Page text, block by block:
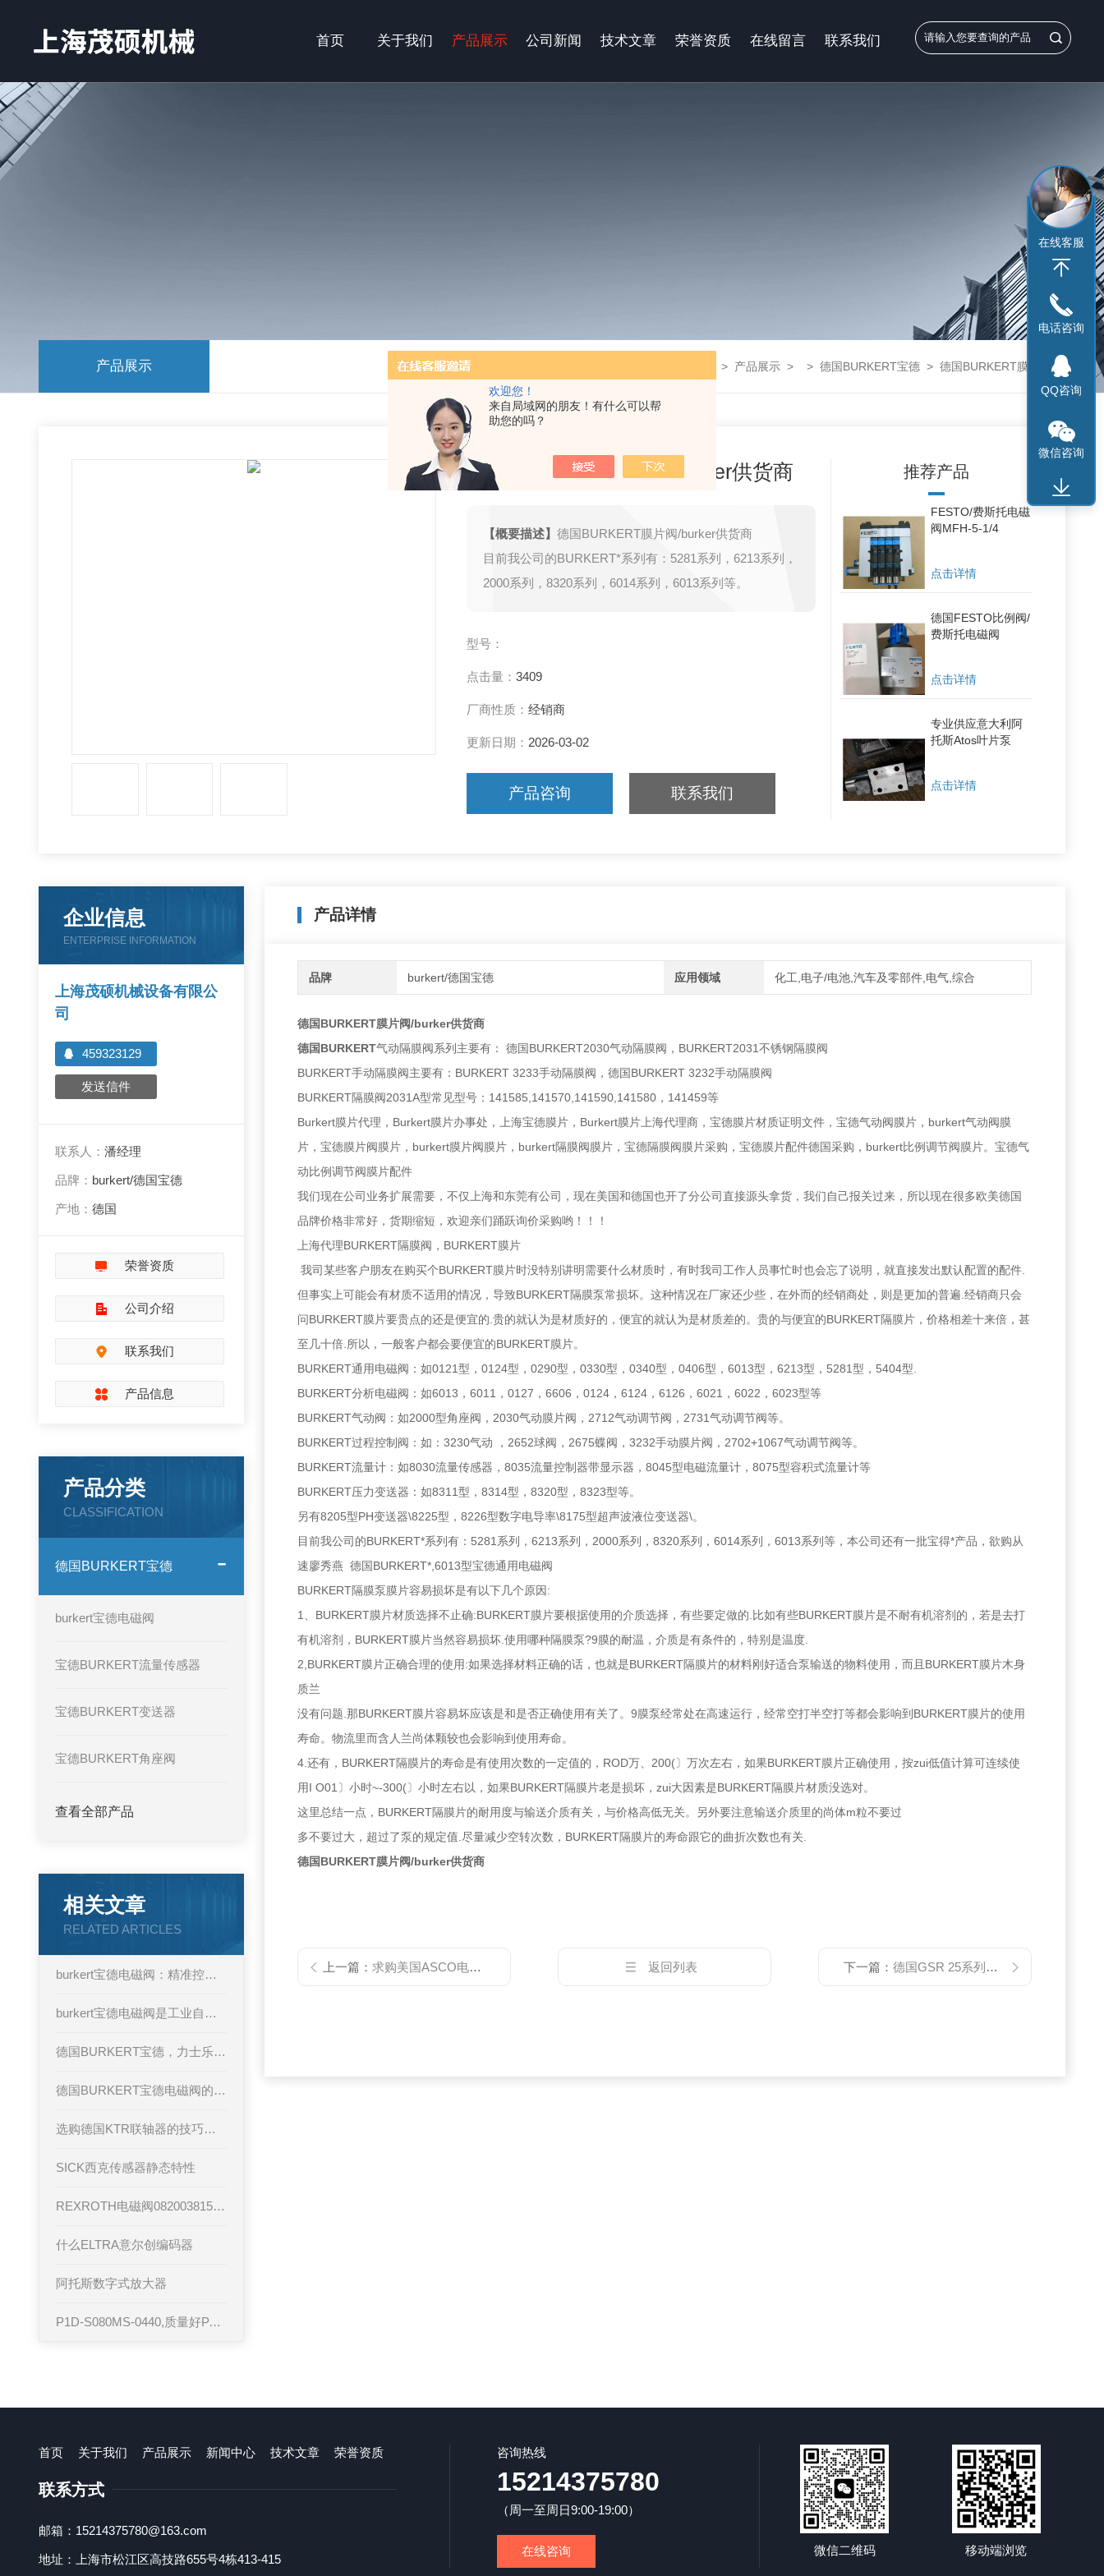
欢迎您！
来自局域网的朋友！有什么可以帮
助您的吗？
首页 关于我们 产品展示 公司新闻 技术文章 荣誉资质 在线留言 联系我们
产品展示 > 产品展示 > > 德国BURKERT宝德 > 德国BURKERT膜片阀/burker供货商
德国BURKERT膜片阀/burker供货商
【概要描述】 德国BURKERT膜片阀/burker供货商
目前我公司的BURKERT*系列有：5281系列，6213系列，
2000系列，8320系列，6014系列，6013系列等。
型号：
点击量： 3409
厂商性质： 经销商
更新日期： 2026-03-02
产品咨询 联系我们
推荐产品
FESTO/费斯托电磁
阀MFH-5-1/4
点击详情
德国FESTO比例阀/
费斯托电磁阀
点击详情
专业供应意大利阿
托斯Atos叶片泵
点击详情
产品详情
品牌 burkert/德国宝德 应用领域 化工,电子/电池,汽车及零部件,电气,综合
德国BURKERT膜片阀/burker供货商
德国BURKERT气动隔膜阀系列主要有： 德国BURKERT2030气动隔膜阀，BURKERT2031不锈钢隔膜阀
BURKERT手动隔膜阀主要有：BURKERT 3233手动隔膜阀，德国BURKERT 3232手动隔膜阀
BURKERT隔膜阀2031A型常见型号：141585,141570,141590,141580，141459等
Burkert膜片代理，Burkert膜片办事处，上海宝德膜片，Burkert膜片上海代理商，宝德膜片材质证明文件，宝德气动阀膜片，burkert气动阀膜
片，宝德膜片阀膜片，burkert膜片阀膜片，burkert隔膜阀膜片，宝德隔膜阀膜片采购，宝德膜片配件德国采购，burkert比例调节阀膜片。宝德气
动比例调节阀膜片配件
我们现在公司业务扩展需要，不仅上海和东莞有公司，现在美国和德国也开了分公司直接源头拿货，我们自己报关过来，所以现在很多欧美德国
品牌价格非常好，货期缩短，欢迎亲们踊跃询价采购哟！！！
上海代理BURKERT隔膜阀，BURKERT膜片
我司某些客户朋友在购买个BURKERT膜片时没特别讲明需要什么材质时，有时我司工作人员事忙时也会忘了说明，就直接发出默认配置的配件.
但事实上可能会有材质不适用的情况，导致BURKERT隔膜泵常损坏。这种情况在厂家还少些，在外而的经销商处，则是更加的普遍.经销商只会
问BURKERT膜片要贵点的还是便宜的.贵的就认为是材质好的，便宜的就认为是材质差的。贵的与便宜的BURKERT隔膜片，价格相差十来倍，甚
至几十倍.所以，一般客户都会要便宜的BURKERT膜片。
BURKERT通用电磁阀：如0121型，0124型，0290型，0330型，0340型，0406型，6013型，6213型，5281型，5404型.
BURKERT分析电磁阀：如6013，6011，0127，6606，0124，6124，6126，6021，6022，6023型等
BURKERT气动阀：如2000型角座阀，2030气动膜片阀，2712气动调节阀，2731气动调节阀等。
BURKERT过程控制阀：如：3230气动 ，2652球阀，2675蝶阀，3232手动膜片阀，2702+1067气动调节阀等。
BURKERT流量计：如8030流量传感器，8035流量控制器带显示器，8045型电磁流量计，8075型容积式流量计等
BURKERT压力变送器：如8311型，8314型，8320型，8323型等。
另有8205型PH变送器\8225型，8226型数字电导率\8175型超声波液位变送器\。
目前我公司的BURKERT*系列有：5281系列，6213系列，2000系列，8320系列，6014系列，6013系列等，本公司还有一批宝得*产品，欲购从
速廖秀燕 德国BURKERT*,6013型宝德通用电磁阀
BURKERT隔膜泵膜片容易损坏是有以下几个原因:
1、BURKERT膜片材质选择不止确:BURKERT膜片要根据使用的介质选择，有些要定做的.比如有些BURKERT膜片是不耐有机溶剂的，若是去打
有机溶剂，BURKERT膜片当然容易损坏.使用哪种隔膜泵?9膜的耐温，介质是有条件的，特别是温度.
2,BURKERT膜片正确合理的使用:如果选择材料正确的话，也就是BURKERT隔膜片的材料刚好适合泵输送的物料使用，而且BURKERT膜片木身
质兰
没有问题.那BURKERT膜片容易坏应该是和是否正确使用有关了。9膜泵经常处在高速运行，经常空打半空打等都会影响到BURKERT膜片的使用
寿命。物流里而含人兰尚体颗较也会影响到使用寿命。
4.还有，BURKERT隔膜片的寿命是有使用次数的一定值的，ROD万、200(〕万次左右，如果BURKERT膜片正确使用，按zui低值计算可连续使
用I O01〕小时~-300(〕小时左右以，如果BURKERT隔膜片老是损坏，zui大因素是BURKERT隔膜片材质没选对。
这里总结一点，BURKERT隔膜片的耐用度与输送介质有关，与价格高低无关。另外要注意输送介质里的尚体m粒不要过
多不要过大，超过了泵的规定值.尽量减少空转次数，BURKERT隔膜片的寿命跟它的曲折次数也有关.
德国BURKERT膜片阀/burker供货商
上一篇：求购美国ASCO电磁阀、ASCO脉冲阀阿斯卡 返回列表 下一篇：德国GSR 25系列先导式电磁阀
企业信息
ENTERPRISE INFORMATION
上海茂硕机械设备有限公
司
459323129
发送信件
联系人：潘经理
品牌： burkert/德国宝德
产地：德国
荣誉资质
公司介绍
联系我们
产品信息
产品分类
CLASSIFICATION
德国BURKERT宝德
burkert宝德电磁阀
宝德BURKERT流量传感器
宝德BURKERT变送器
宝德BURKERT角座阀
查看全部产品
相关文章
RELATED ARTICLES
burkert宝德电磁阀：精准控制与可靠性能的代表
burkert宝德电磁阀是工业自动化的核心组件
德国BURKERT宝德，力士乐等品牌规律培训
德国BURKERT宝德电磁阀的优势
选购德国KTR联轴器的技巧与方法
SICK西克传感器静态特性
REXROTH电磁阀0820038152产品技术原理
什么ELTRA意尔创编码器
阿托斯数字式放大器
P1D-S080MS-0440,质量好PARKER功率放大器
首页 关于我们 产品展示 新闻中心 技术文章 荣誉资质
联系方式
邮箱：15214375780@163.com
地址：上海市松江区高技路655号4栋413-415
咨询热线
15214375780
（周一至周日9:00-19:00）
在线咨询 微信二维码 移动端浏览
在线客服
电话咨询
QQ咨询
微信咨询